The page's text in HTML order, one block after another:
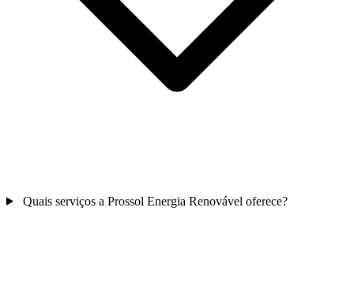
Quais serviços a Prossol Energia Renovável oferece?